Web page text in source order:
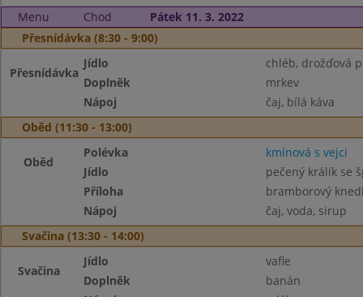
Menu
Chod
Pátek 11. 3. 2022
Přesnídávka (8:30 - 9:00)
Přesnídávka
Jídlo
chléb, drožďová
Doplněk
mrkev
Nápoj
čaj, bílá káva
Oběd (11:30 - 13:00)
Oběd
Polévka
kmínová s vejci
Jídlo
pečený králík se
Příloha
bramborový
Nápoj
čaj, voda, sirup
Svačina (13:30 - 14:00)
Svačina
Jídlo
vafle
Doplněk
banán